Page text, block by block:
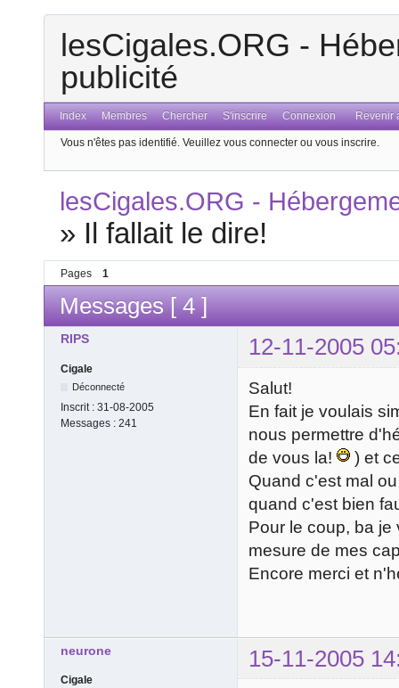
lesCigales.ORG -
publicité
Index Membres Chercher S'inscrire Connexion Revenir
Vous n'êtes pas identifié. Veuillez vous connecter ou vous inscrire.
lesCigales.ORG -
» Il fallait le dire!
Pages 1
Messages [ 4 ]
RIPS 12-11-2005
Cigale
Déconnecté
Inscrit : 31-08-2005
Messages : 241
Salut!
En fait je voulais
nous permettre
de vous la!
) et
Quand c'est mal
quand c'est bien
Pour le coup, ba
mesure de mes
Encore merci et
neurone 15-11-2005
Cigale